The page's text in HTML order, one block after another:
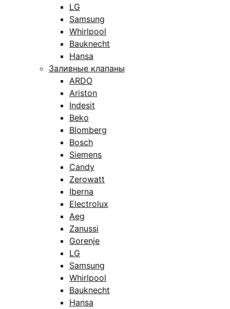
LG
Samsung
Whirlpool
Bauknecht
Hansa
Заливные клапаны
ARDO
Ariston
Indesit
Beko
Blomberg
Bosch
Siemens
Candy
Zerowatt
Iberna
Electrolux
Aeg
Zanussi
Gorenje
LG
Samsung
Whirlpool
Bauknecht
Hansa